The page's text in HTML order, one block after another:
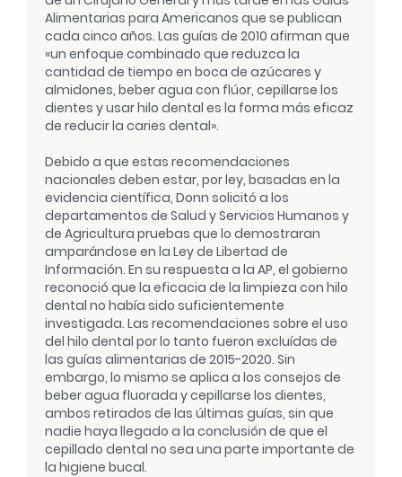
Alimentarias para Americanos que se publican
cada cinco años. Las guías de 2010 afirman que
«un enfoque combinado que reduzca la
cantidad de tiempo en boca de azúcares y
almidones, beber agua con flúor, cepillarse los
dientes y usar hilo dental es la forma más eficaz
de reducir la caries dental».
Debido a que estas recomendaciones
nacionales deben estar, por ley, basadas en la
evidencia científica, Donn solicitó a los
departamentos de Salud y Servicios Humanos y
de Agricultura pruebas que lo demostraran
amparándose en la Ley de Libertad de
Información. En su respuesta a la AP, el gobierno
reconoció que la eficacia de la limpieza con hilo
dental no había sido suficientemente
investigada. Las recomendaciones sobre el uso
del hilo dental por lo tanto fueron excluídas de
las guías alimentarias de 2015-2020. Sin
embargo, lo mismo se aplica a los consejos de
beber agua fluorada y cepillarse los dientes,
ambos retirados de las últimas guías, sin que
nadie haya llegado a la conclusión de que el
cepillado dental no sea una parte importante de
la higiene bucal.